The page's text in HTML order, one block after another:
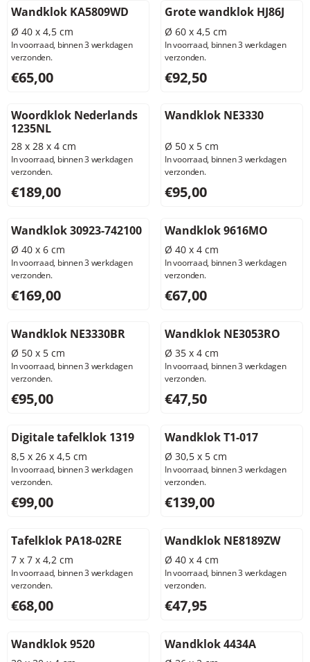
Wandklok KA5809WD
Ø 40 x 4,5 cm
In voorraad, binnen 3 werkdagen
verzonden.
Prijs: 65,00, exclusief btw: 53,72
€65,00
Grote wandklok HJ86J
Ø 60 x 4,5 cm
In voorraad, binnen 3 werkdagen
verzonden.
Prijs: 92,50, exclusief btw:
€92,50
Woordklok Nederlands
1235NL
28 x 28 x 4 cm
In voorraad, binnen 3 werkdagen
verzonden.
Prijs: 189,00, exclusief btw: 156,20
€189,00
Wandklok NE3330
Ø 50 x 5 cm
In voorraad, binnen 3 werkdagen
verzonden.
Prijs: 95,00, exclusief btw:
€95,00
Wandklok 30923-742100
Ø 40 x 6 cm
In voorraad, binnen 3 werkdagen
verzonden.
Prijs: 169,00, exclusief btw: 139,67
€169,00
Wandklok 9616MO
Ø 40 x 4 cm
In voorraad, binnen 3 werkdagen
verzonden.
Prijs: 67,00, exclusief btw:
€67,00
Wandklok NE3330BR
Ø 50 x 5 cm
In voorraad, binnen 3 werkdagen
verzonden.
Prijs: 95,00, exclusief btw: 78,51
€95,00
Wandklok NE3053RO
Ø 35 x 4 cm
In voorraad, binnen 3 werkdagen
verzonden.
Prijs: 47,50, exclusief btw:
€47,50
Digitale tafelklok 1319
8,5 x 26 x 4,5 cm
In voorraad, binnen 3 werkdagen
verzonden.
Prijs: 99,00, exclusief btw: 81,82
€99,00
Wandklok T1-017
Ø 30,5 x 5 cm
In voorraad, binnen 3 werkdagen
verzonden.
Prijs: 139,00, exclusief btw:
€139,00
Tafelklok PA18-02RE
7 x 7 x 4,2 cm
In voorraad, binnen 3 werkdagen
verzonden.
Prijs: 68,00, exclusief btw: 56,20
€68,00
Wandklok NE8189ZW
Ø 40 x 4 cm
In voorraad, binnen 3 werkdagen
verzonden.
Prijs: 47,95, exclusief btw:
€47,95
Wandklok 9520 Wandklok 4434A